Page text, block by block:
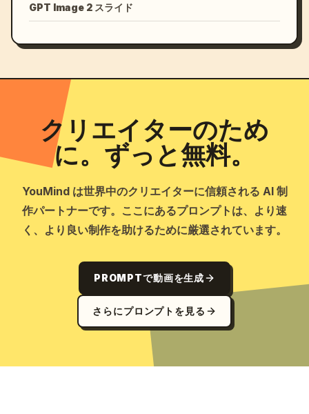
GPT Image 2 スライド
クリエイターのため
に。ずっと無料。
YouMind は世界中のクリエイターに信頼される AI 制
作パートナーです。ここにあるプロンプトは、より速
く、より良い制作を助けるために厳選されています。
PROMPTで動画を生成
さらにプロンプトを見る